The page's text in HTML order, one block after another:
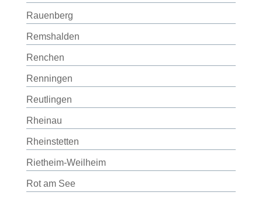
Rauenberg
Remshalden
Renchen
Renningen
Reutlingen
Rheinau
Rheinstetten
Rietheim-Weilheim
Rot am See